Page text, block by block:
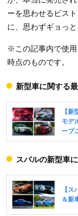
ーを思わせるビス
に、思わずギョっと
※この記事内で使用
時点のものです。
新型車に関する
スバルの新型車